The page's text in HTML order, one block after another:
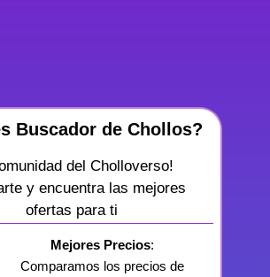
Buscador de Chollos?
del Cholloverso!
y encuentra las mejores
ofertas para ti
Mejores Precios:
Comparamos los precios de